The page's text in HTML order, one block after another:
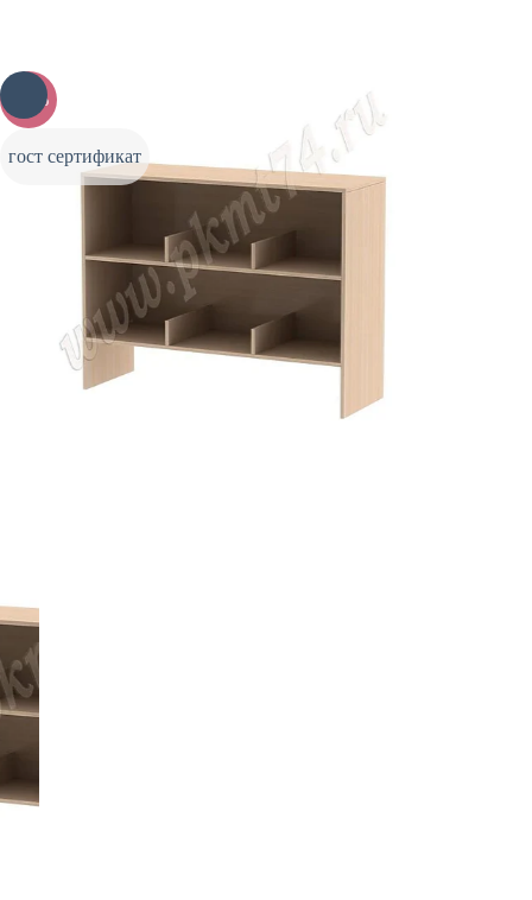
-20%
гост сертификат